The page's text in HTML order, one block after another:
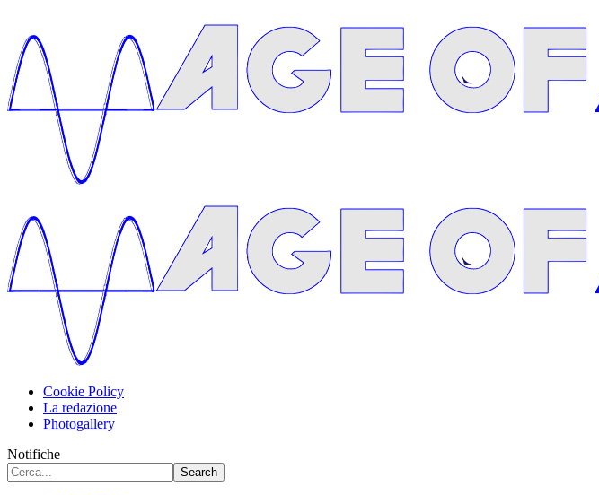
Cookie Policy
La redazione
Photogallery
Notifiche